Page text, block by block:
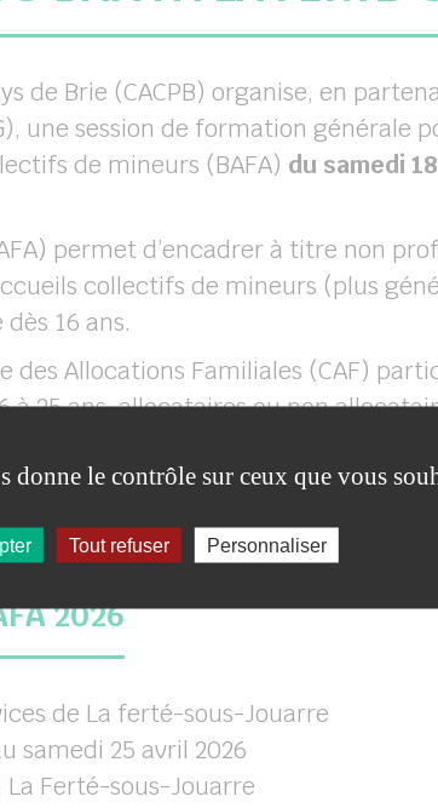
de Brie (CACPB) organise, en
une session de formation générale
de mineurs (BAFA) du samedi
permet d’encadrer à titre non
collectifs de mineurs (plus
16 ans.
des Allocations Familiales (CAF)
à 25 ans, allocataires ou non
de ressources. Pour obtenir cette
2026
de La ferté-sous-Jouarre
samedi 25 avril 2026
La Ferté-sous-Jouarre
donne le contrôle sur ceux que vous
Tout refuser Personnaliser